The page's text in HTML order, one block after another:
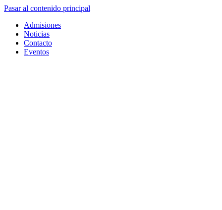
Pasar al contenido principal
Admisiones
Noticias
Contacto
Eventos